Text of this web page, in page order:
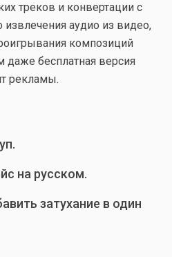
треков и конвертации с
аудио из видео,
композиций
даже бесплатная версия
рекламы.
на русском.
затухание в один